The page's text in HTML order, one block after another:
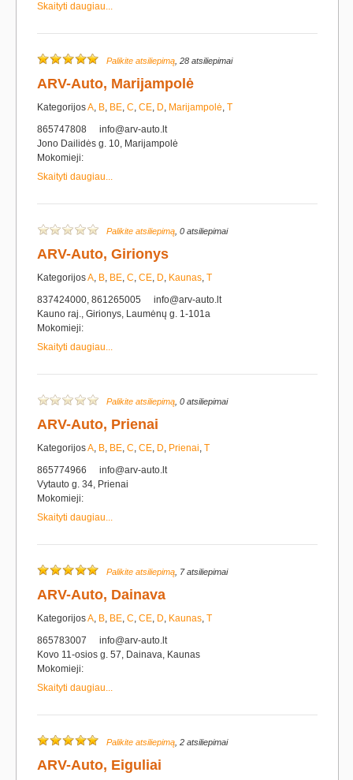
Skaityti daugiau...
Palikite atsiliepimą , 28 atsiliepimai
ARV-Auto, Marijampolė
KategorijosA, B, BE, C, CE, D, Marijampolė, T
865747808
info@arv-auto.lt
Jono Dailidės g. 10, Marijampolė
Mokomieji:
Skaityti daugiau...
Palikite atsiliepimą , 0 atsiliepimai
ARV-Auto, Girionys
KategorijosA, B, BE, C, CE, D, Kaunas, T
837424000, 861265005
info@arv-auto.lt
Kauno raj., Girionys, Laumėnų g. 1-101a
Mokomieji:
Skaityti daugiau...
Palikite atsiliepimą , 0 atsiliepimai
ARV-Auto, Prienai
KategorijosA, B, BE, C, CE, D, Prienai, T
865774966
info@arv-auto.lt
Vytauto g. 34, Prienai
Mokomieji:
Skaityti daugiau...
Palikite atsiliepimą , 7 atsiliepimai
ARV-Auto, Dainava
KategorijosA, B, BE, C, CE, D, Kaunas, T
865783007
info@arv-auto.lt
Kovo 11-osios g. 57, Dainava, Kaunas
Mokomieji:
Skaityti daugiau...
Palikite atsiliepimą , 2 atsiliepimai
ARV-Auto, Eiguliai